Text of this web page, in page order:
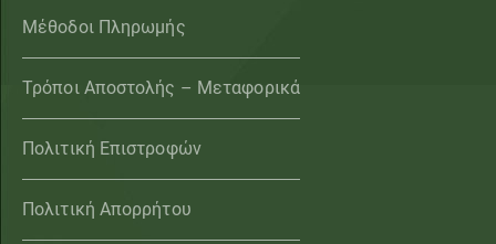
Μέθοδοι Πληρωμής
Τρόποι Αποστολής – Μεταφορικά
Πολιτική Επιστροφών
Πολιτική Απορρήτου